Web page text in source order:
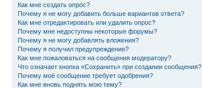
Как мне создать опрос?
Почему я не могу добавить больше вариантов ответа?
Как мне отредактировать или удалить опрос?
Почему мне недоступны некоторые форумы?
Почему я не могу добавлять вложения?
Почему я получил предупреждение?
Как мне пожаловаться на сообщения модератору?
Что означает кнопка «Сохранить» при создании сообщения?
Почему моё сообщение требует одобрения?
Как мне вновь поднять мою тему?